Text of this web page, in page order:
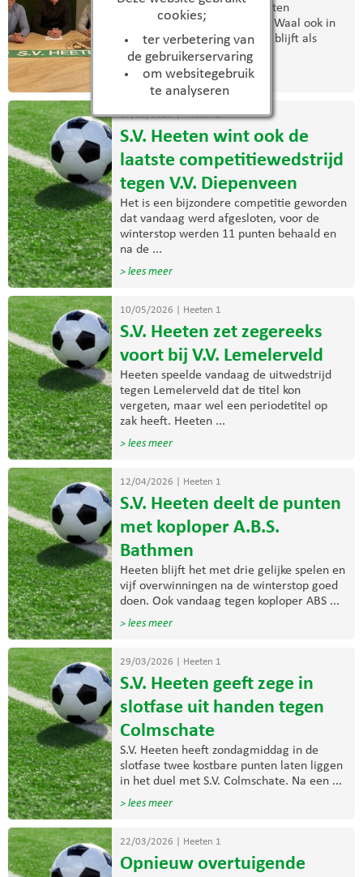
cookies;
ter verbetering van
de gebruikerservaring
om websitegebruik
te analyseren
Met veel plezier kan S.V. Heeten
bekendmaken dat Wouter de Waal ook in
het seizoen 2026-2027 actief blijft als
assistent-trainer ...
> lees meer
17/05/2026|Heeten 1
S.V. Heeten wint ook de
laatste competitiewedstrijd
tegen V.V. Diepenveen
Het is een bijzondere competitie geworden
dat vandaag werd afgesloten, voor de
winterstop werden 11 punten behaald en
na de ...
> lees meer
10/05/2026 Heeten 1
S.V. Heeten zet zegereeks
voort bij V.V. Lemelerveld
Heeten speelde vandaag de uitwedstrijd
tegen Lemelerveld dat de titel kon
vergeten, maar wel een periodetitel op
zak heeft. Heeten ...
> lees meer
12/04/2026 Heeten 1
S.V. Heeten deelt de punten
met koploper A.B.S.
Bathmen
Heeten blijft het met drie gelijke spelen en
vijf overwinningen na de winterstop goed
doen. Ook vandaag tegen koploper ABS ...
> lees meer
29/03/2026 Heeten 1
S.V. Heeten geeft zege in
slotfase uit handen tegen
Colmschate
S.V. Heeten heeft zondagmiddag in de
slotfase twee kostbare punten laten liggen
in het duel met S.V. Colmschate. Na een ...
> lees meer
22/03/2026 Heeten 1
Opnieuw overtuigende